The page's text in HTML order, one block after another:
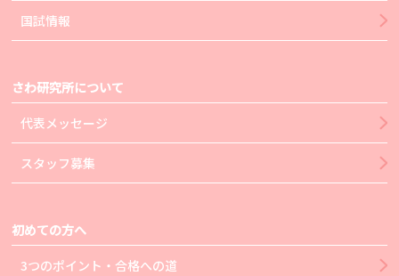
国試情報
さわ研究所について
代表メッセージ
スタッフ募集
初めての方へ
3つのポイント・合格への道